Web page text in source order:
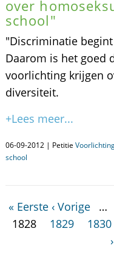
over
school"
"Discriminatie
Daarom is het goed
voorlichting krijgen
diversiteit.
+Lees meer...
06-09-2012 | Petitie
school
« Eerste ‹ Vorige …
1828
1829 1830
›